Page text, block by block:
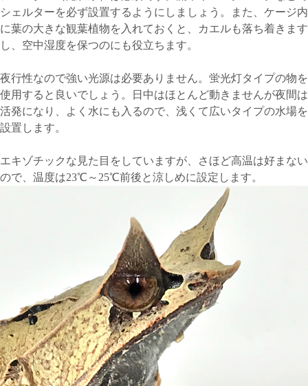
シェルターを必ず設置するようにしましょう。また、ケージ内
に葉の大きな観葉植物を入れておくと、カエルも落ち着きます
し、空中湿度を保つのにも役立ちます。
夜行性なので強い光源は必要ありません。蛍光灯タイプの物を
使用すると良いでしょう。日中はほとんど動きませんが夜間は
活発になり、よく水にも入るので、浅くて広いタイプの水場を
設置します。
エキゾチックな見た目をしていますが、さほど高温は好まない
ので、温度は23℃～25℃前後と涼しめに設定します。